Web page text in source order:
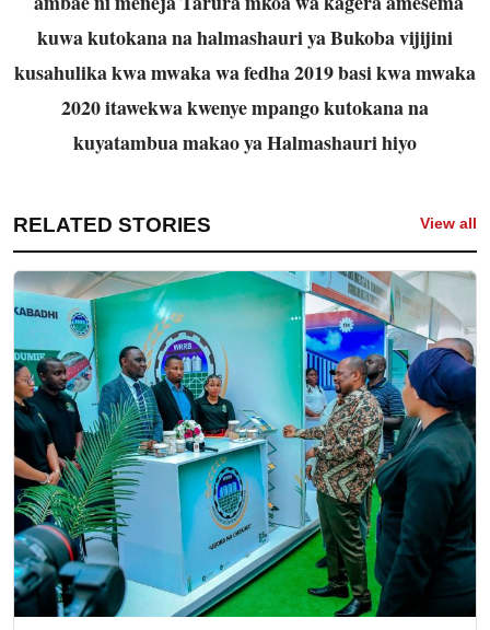
kuwa kutokana na halmashauri ya Bukoba vijijini
kusahulika kwa mwaka wa fedha 2019 basi kwa mwaka
2020 itawekwa kwenye mpango kutokana na
kuyatambua makao ya Halmashauri hiyo
RELATED STORIES View all